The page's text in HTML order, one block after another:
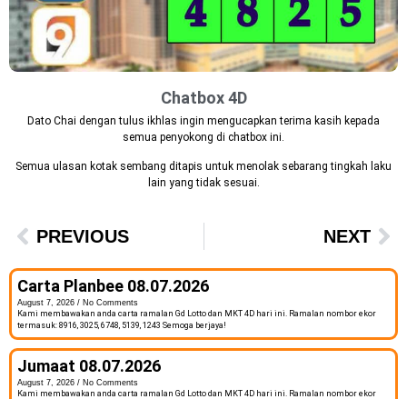
Chatbox 4D
Dato Chai dengan tulus ikhlas ingin mengucapkan terima kasih kepada
semua penyokong di chatbox ini.
Semua ulasan kotak sembang ditapis untuk menolak sebarang tingkah laku
lain yang tidak sesuai.
PREVIOUS NEXT
Carta Planbee 08.07.2026
August 7, 2026
No Comments
Kami membawakan anda carta ramalan Gd Lotto dan MKT 4D hari ini. Ramalan nombor ekor
termasuk: 8916, 3025, 6748, 5139, 1243 Semoga berjaya!
Jumaat 08.07.2026
August 7, 2026
No Comments
Kami membawakan anda carta ramalan Gd Lotto dan MKT 4D hari ini. Ramalan nombor ekor